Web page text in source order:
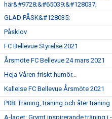
här&#9728;&#65039;&#128037;
GLAD PÅSK&#128035;
Påsklov
FC Bellevue Styrelse 2021
Årsmöte FC Bellevue 24 mars 2021
Heja Våren friskt humör...
Kallelse FC Bellevue Årsmöte 2021
P08: Träning, träning och åter träning
A-laget: Grymt inspirerande träning i -